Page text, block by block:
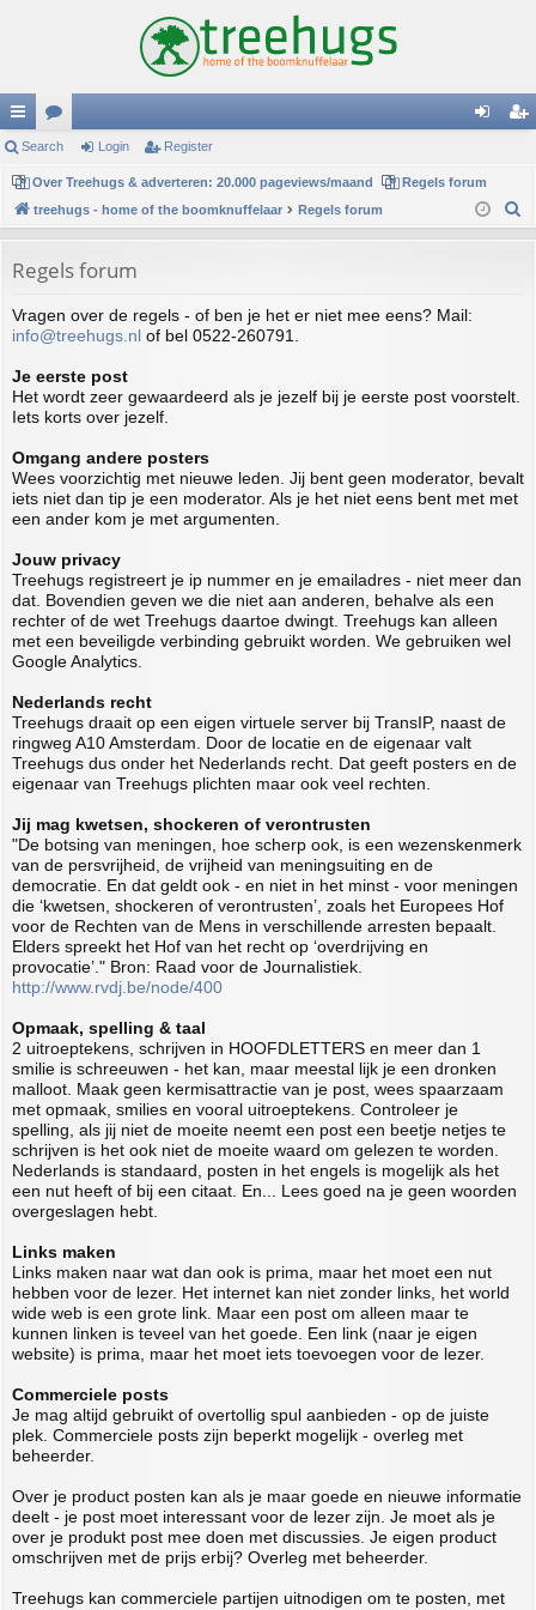
ui
ck
lin
or
u
m
in
er
Search Login Register
Over Treehugs & adverteren: 20.000 pageviews/maand
Regels forum
treehugs - home of the boomknuffelaar
Regels forum
Regels forum
Vragen over de regels - of ben je het er niet mee eens? Mail:
info@treehugs.nl of bel 0522-260791.
Je eerste post
Het wordt zeer gewaardeerd als je jezelf bij je eerste post voorstelt.
Iets korts over jezelf.
Omgang andere posters
Wees voorzichtig met nieuwe leden. Jij bent geen moderator, bevalt
iets niet dan tip je een moderator. Als je het niet eens bent met met
een ander kom je met argumenten.
Jouw privacy
Treehugs registreert je ip nummer en je emailadres - niet meer dan
dat. Bovendien geven we die niet aan anderen, behalve als een
rechter of de wet Treehugs daartoe dwingt. Treehugs kan alleen
met een beveiligde verbinding gebruikt worden. We gebruiken wel
Google Analytics.
Nederlands recht
Treehugs draait op een eigen virtuele server bij TransIP, naast de
ringweg A10 Amsterdam. Door de locatie en de eigenaar valt
Treehugs dus onder het Nederlands recht. Dat geeft posters en de
eigenaar van Treehugs plichten maar ook veel rechten.
Jij mag kwetsen, shockeren of verontrusten
"De botsing van meningen, hoe scherp ook, is een wezenskenmerk
van de persvrijheid, de vrijheid van meningsuiting en de
democratie. En dat geldt ook - en niet in het minst - voor meningen
die ‘kwetsen, shockeren of verontrusten’, zoals het Europees Hof
voor de Rechten van de Mens in verschillende arresten bepaalt.
Elders spreekt het Hof van het recht op ‘overdrijving en
provocatie’." Bron: Raad voor de Journalistiek.
http://www.rvdj.be/node/400
Opmaak, spelling & taal
2 uitroeptekens, schrijven in HOOFDLETTERS en meer dan 1
smilie is schreeuwen - het kan, maar meestal lijk je een dronken
malloot. Maak geen kermisattractie van je post, wees spaarzaam
met opmaak, smilies en vooral uitroeptekens. Controleer je
spelling, als jij niet de moeite neemt een post een beetje netjes te
schrijven is het ook niet de moeite waard om gelezen te worden.
Nederlands is standaard, posten in het engels is mogelijk als het
een nut heeft of bij een citaat. En... Lees goed na je geen woorden
overgeslagen hebt.
Links maken
Links maken naar wat dan ook is prima, maar het moet een nut
hebben voor de lezer. Het internet kan niet zonder links, het world
wide web is een grote link. Maar een post om alleen maar te
kunnen linken is teveel van het goede. Een link (naar je eigen
website) is prima, maar het moet iets toevoegen voor de lezer.
Commerciele posts
Je mag altijd gebruikt of overtollig spul aanbieden - op de juiste
plek. Commerciele posts zijn beperkt mogelijk - overleg met
beheerder.
Over je product posten kan als je maar goede en nieuwe informatie
deelt - je post moet interessant voor de lezer zijn. Je moet als je
over je produkt post mee doen met discussies. Je eigen product
omschrijven met de prijs erbij? Overleg met beheerder.
Treehugs kan commerciele partijen uitnodigen om te posten, met